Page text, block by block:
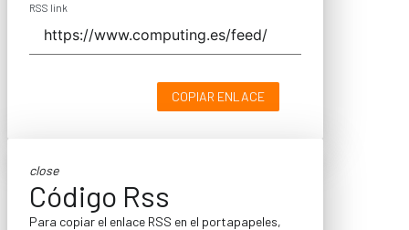
RSS link
COPIAR ENLACE
close
Código Rss
Para copiar el enlace RSS en el portapapeles,